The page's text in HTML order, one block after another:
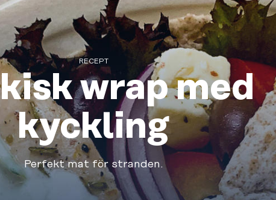
RECEPT
wrap med
kyckling
Perfekt mat för stranden.